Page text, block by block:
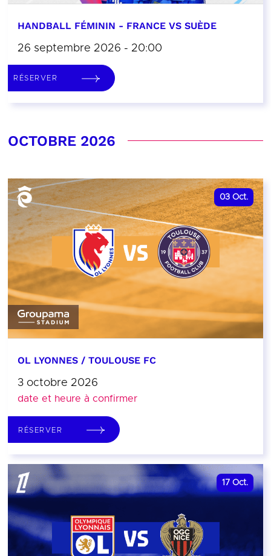
HANDBALL FÉMININ - FRANCE VS SUÈDE
26 septembre 2026 - 20:00
RÉSERVER
OCTOBRE 2026
03 Oct.
OL LYONNES / TOULOUSE FC
3 octobre 2026
date et heure à confirmer
RÉSERVER
17 Oct.